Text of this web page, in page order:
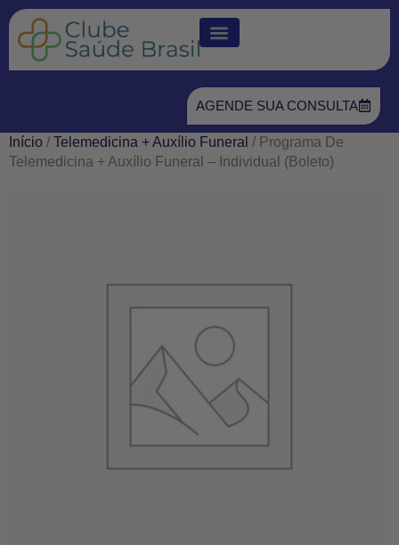
AGENDE SUA CONSULTA
Início / Telemedicina + Auxílio Funeral / Programa De
Telemedicina + Auxílio Funeral – Individual (Boleto)